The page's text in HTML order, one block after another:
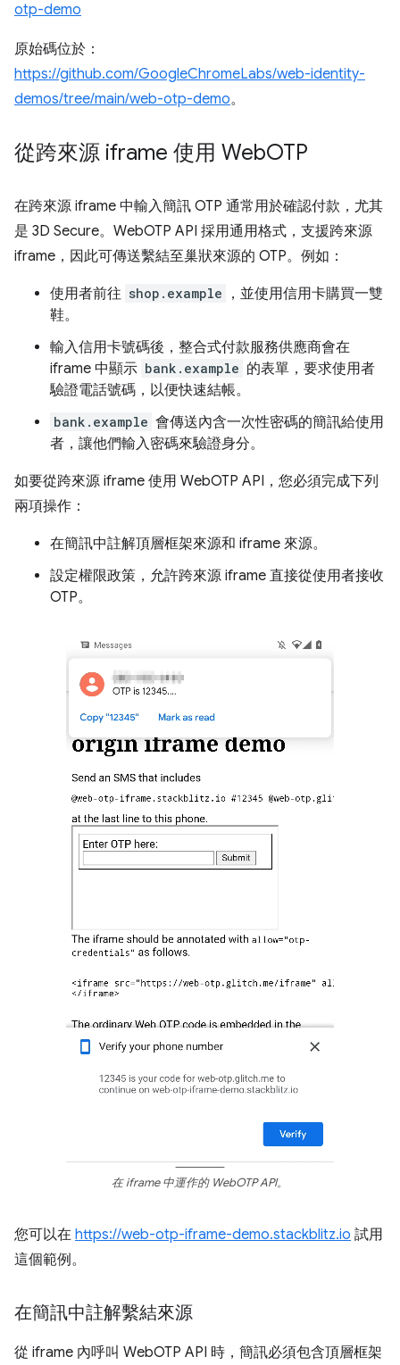
otp-demo
原始碼位於：
https://github.com/GoogleChromeLabs/web-identity-
demos/tree/main/web-otp-demo。
從跨來源 iframe 使用 WebOTP
在跨來源 iframe 中輸入簡訊 OTP 通常用於確認付款，尤其
是 3D Secure。WebOTP API 採用通用格式，支援跨來源
iframe，因此可傳送繫結至巢狀來源的 OTP。例如：
使用者前往 shop.example
，並使用信用卡購買一雙
鞋。
輸入信用卡號碼後，整合式付款服務供應商會在
iframe 中顯示 bank.example 的表單，要求使用者
驗證電話號碼，以便快速結帳。
bank.example 會傳送內含一次性密碼的簡訊給使用
者，讓他們輸入密碼來驗證身分。
如要從跨來源 iframe 使用 WebOTP API，您必須完成下列
兩項操作：
在簡訊中註解頂層框架來源和 iframe 來源。
設定權限政策，允許跨來源 iframe 直接從使用者接收
OTP。
在 iframe 中運作的 WebOTP API。
您可以在 https://web-otp-iframe-demo.stackblitz.io 試用
這個範例。
在簡訊中註解繫結來源
從 iframe 內呼叫 WebOTP API 時，簡訊必須包含頂層框架